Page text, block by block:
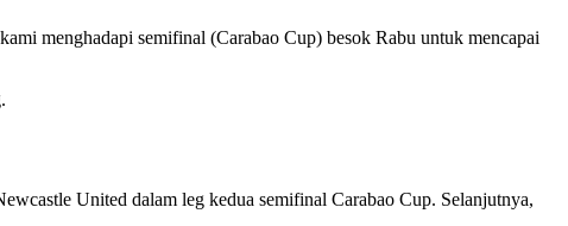
menghadapi semifinal (Carabao Cup) besok Rabu untuk mencapai
United dalam leg kedua semifinal Carabao Cup. Selanjutnya,